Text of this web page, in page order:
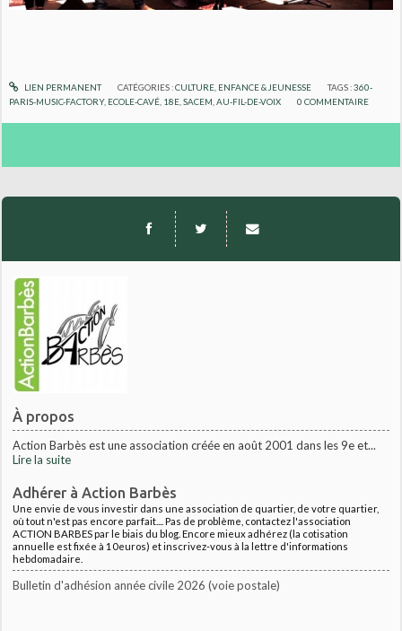
À propos
Action Barbès est une association créée en août 2001 dans les 9e et...
Lire la suite
Adhérer à Action Barbès
Une envie de vous investir dans une association de quartier, de votre quartier,
où tout n'est pas encore parfait.... Pas de problème, contactez l'association
ACTION BARBES par le biais du blog. Encore mieux adhérez (la cotisation
annuelle est fixée à 10euros) et inscrivez-vous à la lettre d'informations
hebdomadaire.
Bulletin d'adhésion année civile 2026 (voie postale)
LIEN PERMANENT CATÉGORIES :CULTURE, ENFANCE & JEUNESSE TAGS :360-
PARIS-MUSIC-FACTORY, ECOLE-CAVÉ 18E ,SACEM ,AU-FIL-DE-VOIX 0 COMMENTAIRE